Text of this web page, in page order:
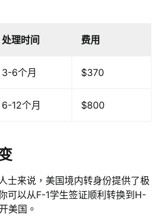
处理时间 费用
3-6个月 $370
6-12个月 $800
士来说，美国境内转身份提供了极
可以从F-1学生签证顺利转换到H-
美国。